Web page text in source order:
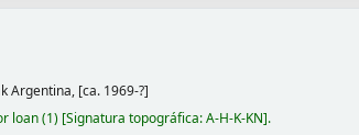
Argentina, [ca. 1969-?]
loan(1) Signatura topográfica:A-H-K-KN .